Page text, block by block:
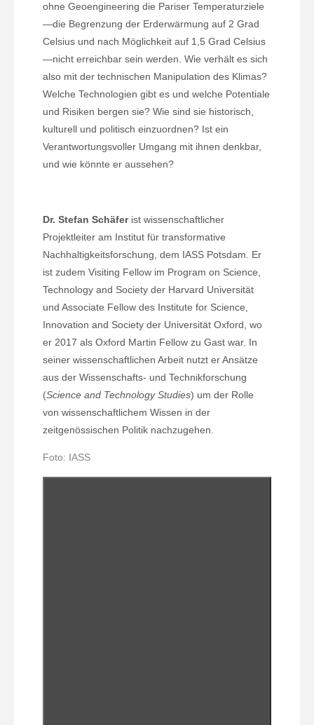
ohne Geoengineering die Pariser Temperaturziele
—die Begrenzung der Erderwärmung auf 2 Grad
Celsius und nach Möglichkeit auf 1,5 Grad Celsius
—nicht erreichbar sein werden. Wie verhält es sich
also mit der technischen Manipulation des Klimas?
Welche Technologien gibt es und welche Potentiale
und Risiken bergen sie? Wie sind sie historisch,
kulturell und politisch einzuordnen? Ist ein
Verantwortungsvoller Umgang mit ihnen denkbar,
und wie könnte er aussehen?
Dr. Stefan Schäferist wissenschaftlicher
Projektleiter am Institut für transformative
Nachhaltigkeitsforschung, dem IASS Potsdam. Er
ist zudem Visiting Fellow im Program on Science,
Technology and Society der Harvard Universität
und Associate Fellow des Institute for Science,
Innovation and Society der Universität Oxford, wo
er 2017 als Oxford Martin Fellow zu Gast war. In
seiner wissenschaftlichen Arbeit nutzt er Ansätze
aus der Wissenschafts- und Technikforschung
(Science and Technology Studies) um der Rolle
von wissenschaftlichem Wissen in der
zeitgenössischen Politik nachzugehen.
Foto: IASS